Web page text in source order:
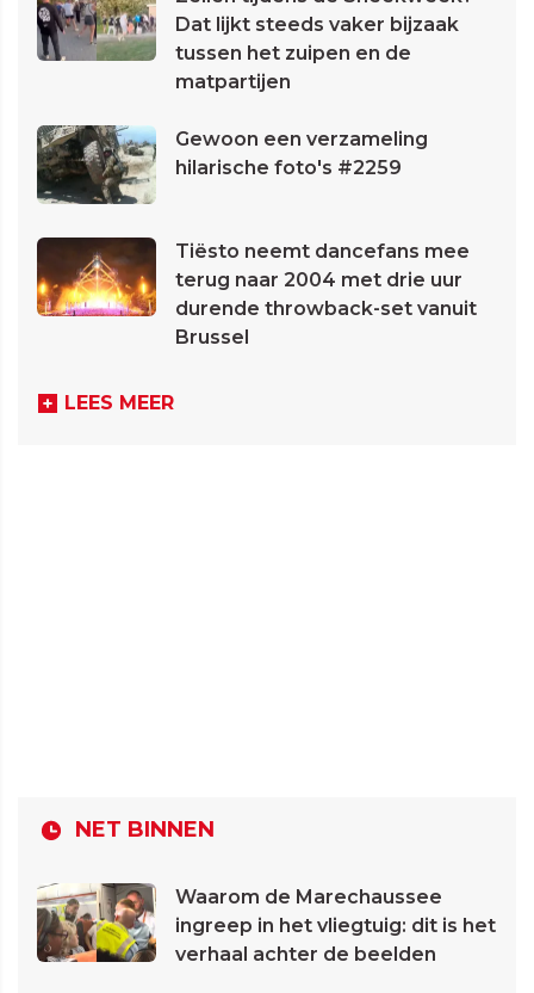
Dat lijkt steeds vaker bijzaak
tussen het zuipen en de
matpartijen
Gewoon een verzameling
hilarische foto's #2259
Tiësto neemt dancefans mee
terug naar 2004 met drie uur
durende throwback-set vanuit
Brussel
LEES MEER
NET BINNEN
Waarom de Marechaussee
ingreep in het vliegtuig: dit is het
verhaal achter de beelden